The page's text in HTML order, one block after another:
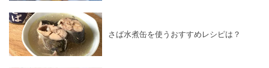
さば水煮缶を使うおすすめレシピは？